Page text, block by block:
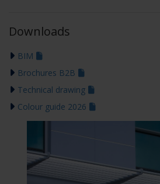
Downloads
BIM
Brochures B2B
Technical drawing
Colour guide 2026